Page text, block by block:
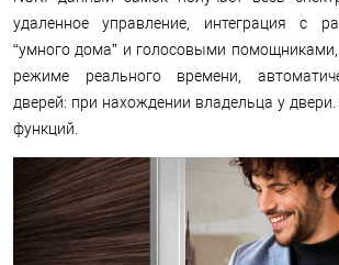
удаленное управление, интеграция с
“умного дома” и голосовыми
режиме реального времени,
дверей: при нахождении владельца у двери.
функций.